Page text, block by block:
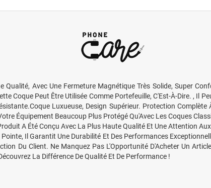
Avec Une Fermeture Magnétique Très Solide, Super
Coque Peut Être Utilisée Comme Portefeuille, C'Est-À-Dire. , Il
Luxueuse, Design Supérieur. Protection
Équipement Beaucoup Plus Protégé Qu'Avec Les Coques
A Été Conçu Avec La Plus Haute Qualité Et Une Attention
Il Garantit Une Durabilité Et Des Performances
Du Client. Ne Manquez Pas L'Opportunité D'Acheter Un
La Différence De Qualité Et De Performance !